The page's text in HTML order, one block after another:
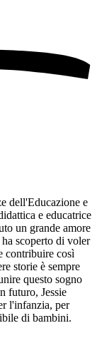
dell'Educazione e
e educatrice
un grande amore
scoperto di voler
contribuire così
storie è sempre
questo sogno
futuro, Jessie
l'infanzia, per
di bambini.